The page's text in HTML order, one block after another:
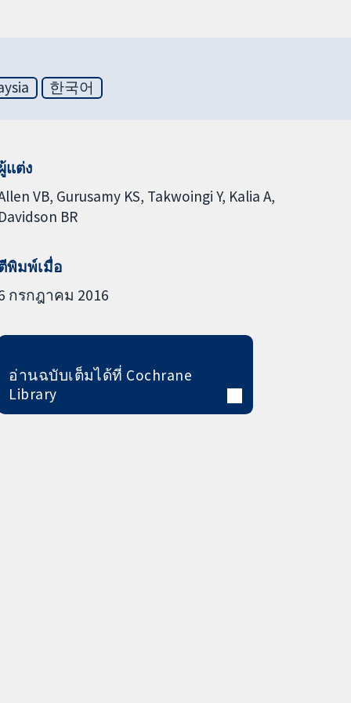
한국어
แต่ง
VB Gurusamy KS Takwoingi Y Kalia A
BR
พิมพ์เมื่อ
กรกฎาคม 2016
อ่านฉบับเต็มได้ที่ Cochrane
Library